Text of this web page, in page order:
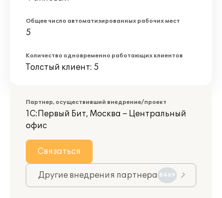
Общее число автоматизированных рабочих мест
5
Количество одновременно работающих клиентов
Толстый клиент: 5
Партнер, осуществивший внедрение/проект
1С:Первый Бит, Москва – Центральный
офис
Связаться
Другие внедрения партнера 8469